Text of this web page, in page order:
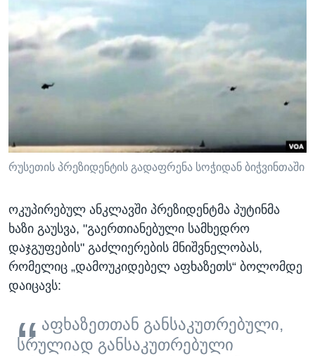
რუსეთის პრეზიდენტის გადაფრენა სოჭიდან ბიჭვინთაში
ოკუპირებულ ანკლავში პრეზიდენტმა პუტინმა
ხაზი გაუსვა, "გაერთიანებული სამხედრო
დაჯგუფების" გაძლიერების მნიშვნელობას,
რომელიც „დამოუკიდებელ აფხაზეთს“ ბოლომდე
დაიცავს:
აფხაზეთთან განსაკუთრებული,
სრულიად განსაკუთრებული